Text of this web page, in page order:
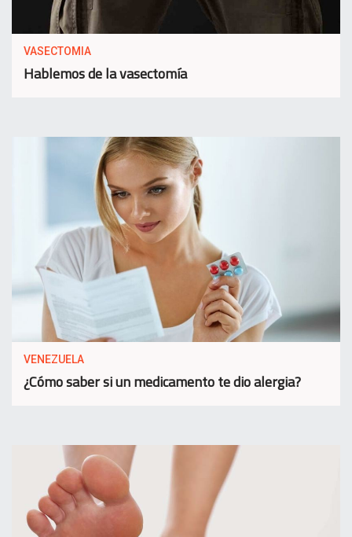
VASECTOMIA
Hablemos de la vasectomía
VENEZUELA
¿Cómo saber si un medicamento te dio alergia?